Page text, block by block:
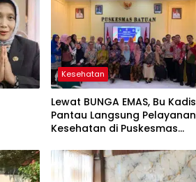
Kesehatan
Lewat BUNGA EMAS, Bu Kadis
Pantau Langsung Pelayanan
Kesehatan di Puskesmas